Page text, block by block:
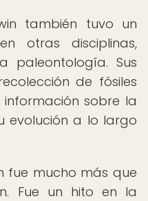
también tuvo un
otras disciplinas,
Sus
de fósiles
sobre la
evolución a lo largo
fue mucho más que
Fue un hito en la